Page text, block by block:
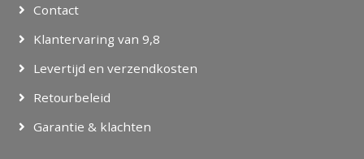
Contact
Klantervaring van 9,8
Levertijd en verzendkosten
Retourbeleid
Garantie & klachten